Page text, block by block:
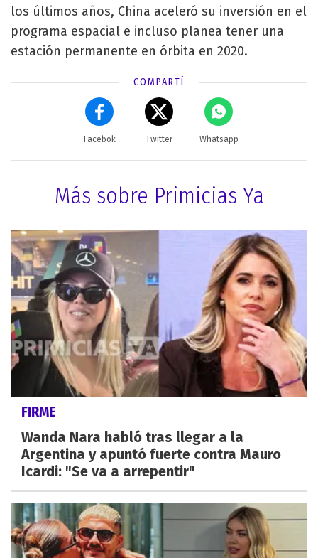
los últimos años, China aceleró su inversión en el
programa espacial e incluso planea tener una
estación permanente en órbita en 2020.
COMPARTÍ
Facebok Twitter Whatsapp
Más sobre Primicias Ya
FIRME
Wanda Nara habló tras llegar a la
Argentina y apuntó fuerte contra Mauro
Icardi: "Se va a arrepentir"